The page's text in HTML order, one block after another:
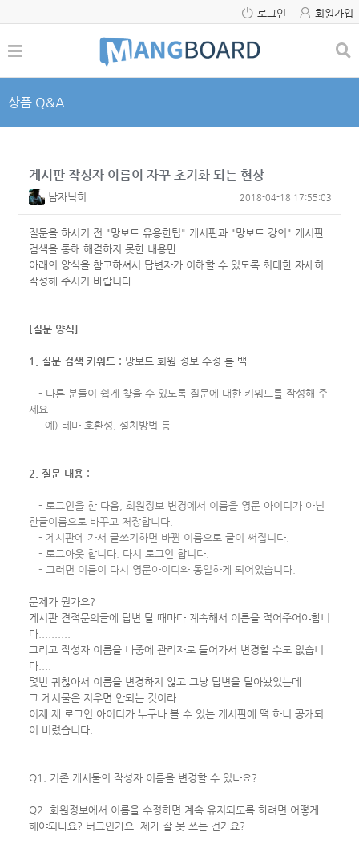
로그인 회원가입
상품 Q&A
게시판 작성자 이름이 자꾸 초기화 되는 현상
남자닉히 2018-04-18 17:55:03
질문을 하시기 전 "망보드 유용한팁" 게시판과 "망보드 강의" 게시판
검색을 통해 해결하지 못한 내용만
아래의 양식을 참고하셔서 답변자가 이해할 수 있도록 최대한 자세히
작성해 주시기 바랍니다.
[질문 양식]
1. 질문 검색 키워드 : 망보드 회원 정보 수정 롤 백
- 다른 분들이 쉽게 찾을 수 있도록 질문에 대한 키워드를 작성해 주
세요
예) 테마 호환성, 설치방법 등
2. 질문 내용 :
- 로그인을 한 다음, 회원정보 변경에서 이름을 영문 아이디가 아닌
한글이름으로 바꾸고 저장합니다.
- 게시판에 가서 글쓰기하면 바뀐 이름으로 글이 써집니다.
- 로그아웃 합니다. 다시 로그인 합니다.
- 그러면 이름이 다시 영문아이디와 동일하게 되어있습니다.
문제가 뭔가요?
게시판 견적문의글에 답변 달 때마다 계속해서 이름을 적어주어야합니
다..........
그리고 작성자 이름을 나중에 관리자로 들어가서 변경할 수도 없습니
다....
몇번 귀찮아서 이름을 변경하지 않고 그냥 답변을 달아놨었는데
그 게시물은 지우면 안되는 것이라
이제 제 로그인 아이디가 누구나 볼 수 있는 게시판에 떡 하니 공개되
어 버렸습니다.
Q1. 기존 게시물의 작성자 이름을 변경할 수 있나요?
Q2. 회원정보에서 이름을 수정하면 계속 유지되도록 하려면 어떻게
해야되나요? 버그인가요. 제가 잘 못 쓰는 건가요?